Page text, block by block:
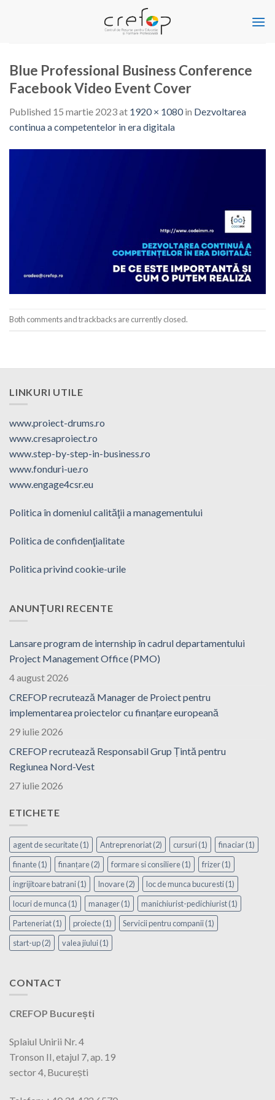
Blue Professional Business Conference
Facebook Video Event Cover
Published 15 martie 2023at 1920 × 1080in Dezvoltarea
continua a competentelor in era digitala
Both comments and trackbacks are currently closed.
LINKURI UTILE
www.proiect-drums.ro
www.cresaproiect.ro
www.step-by-step-in-business.ro
www.fonduri-ue.ro
www.engage4csr.eu
Politica în domeniul calităţii a managementului
Politica de confidenţialitate
Politica privind cookie-urile
ANUNȚURI RECENTE
Lansare program de internship în cadrul departamentului
Project Management Office (PMO)
4 august 2026
CREFOP recrutează Manager de Proiect pentru
implementarea proiectelor cu finanțare europeană
29 iulie 2026
CREFOP recrutează Responsabil Grup Țintă pentru
Regiunea Nord-Vest
27 iulie 2026
ETICHETE
agent de securitate(1) Antreprenoriat(2) cursuri(1) finaciar(1)
finante(1) finanțare(2) formare si consiliere(1) frizer(1)
ingrijitoare batrani(1) Inovare(2) loc de munca bucuresti(1)
locuri de munca (1) manager(1) manichiurist-pedichiurist(1)
Parteneriat(1) proiecte(1) Servicii pentru companii(1)
start-up(2) valea jiului(1)
CONTACT
CREFOP București
Splaiul Unirii Nr. 4
Tronson II, etajul 7, ap. 19
sector 4, București